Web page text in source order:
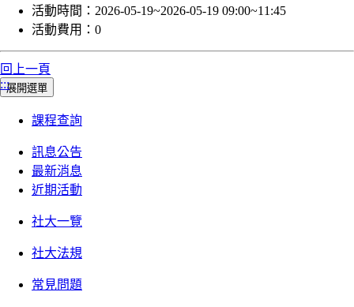
活動時間： 2026-05-19~2026-05-19 09:00~11:45
活動費用： 0
回上一頁
:::展開選單
課程查詢
訊息公告
最新消息
近期活動
社大一覽
社大法規
常見問題